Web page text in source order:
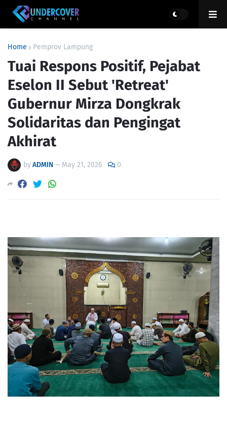
Home Pemprov Lampung
Tuai Respons Positif, Pejabat
Eselon II Sebut 'Retreat'
Gubernur Mirza Dongkrak
Solidaritas dan Pengingat
Akhirat
byADMIN— May 21, 2026 0